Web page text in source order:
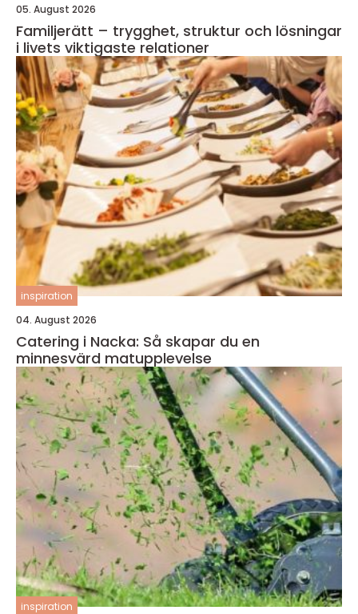
05. August 2026
Familjerätt – trygghet, struktur och lösningar
i livets viktigaste relationer
inspiration
04. August 2026
Catering i Nacka: Så skapar du en
minnesvärd matupplevelse
inspiration